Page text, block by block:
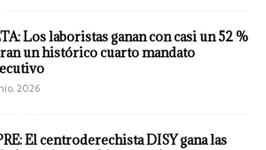
Los laboristas ganan con casi un 52 %
un histórico cuarto mandato
2026
El centroderechista DISY gana las